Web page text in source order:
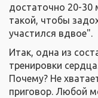
достаточно 20-30
такой, чтобы
участился вдвое".
Итак, одна из
тренировки
Почему? Не
приговор. Любой